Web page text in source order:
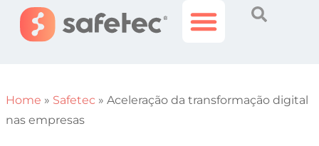
Home » Safetec » Aceleração da transformação digital
nas empresas